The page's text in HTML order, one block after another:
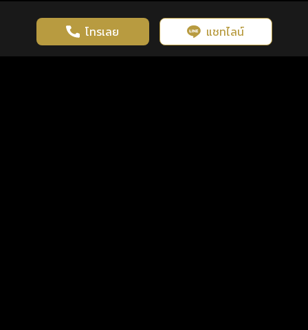
โทรเลย แชทไลน์
เว็บไซต์นี้มีการใช้งานคุกกี้ เพื่อเพิ่มประสิทธิภาพและประสบการณ์ที่ดี
ในการใช้งานเว็บไซต์ นโยบายความเป็นส่วนตัว
รู้ก่อน พร้อมกว่า ทุกจังหวะชีวิต คลิกดูดวงฟรี